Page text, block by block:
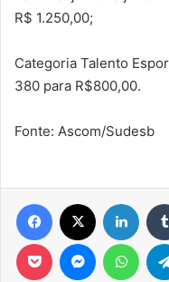
R$ 1.250,00;
Categoria Talento
380 para R$800,00.
Fonte: Ascom/Sudesb
Facebook
Pocket Messenger